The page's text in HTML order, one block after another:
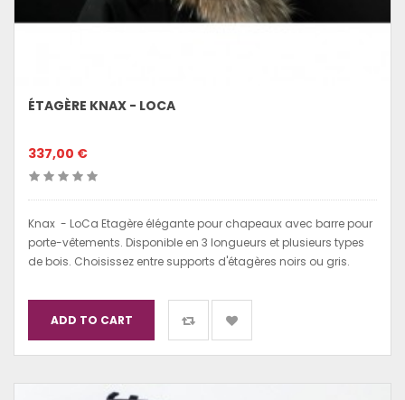
ÉTAGÈRE KNAX - LOCA
337,00 €
Knax - LoCa Etagère élégante pour chapeaux avec barre pour
porte-vêtements. Disponible en 3 longueurs et plusieurs types
de bois. Choisissez entre supports d'étagères noirs ou gris.
ADD TO CART